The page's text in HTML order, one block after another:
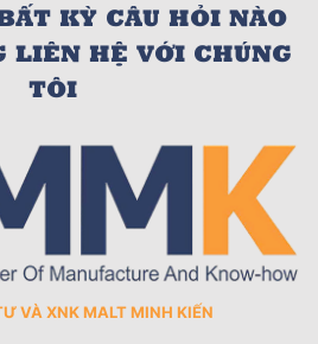
KỲ CÂU HỎI NÀO
LIÊN HỆ VỚI CHÚNG
TÔI
VÀ XNK MALT MINH KIẾN